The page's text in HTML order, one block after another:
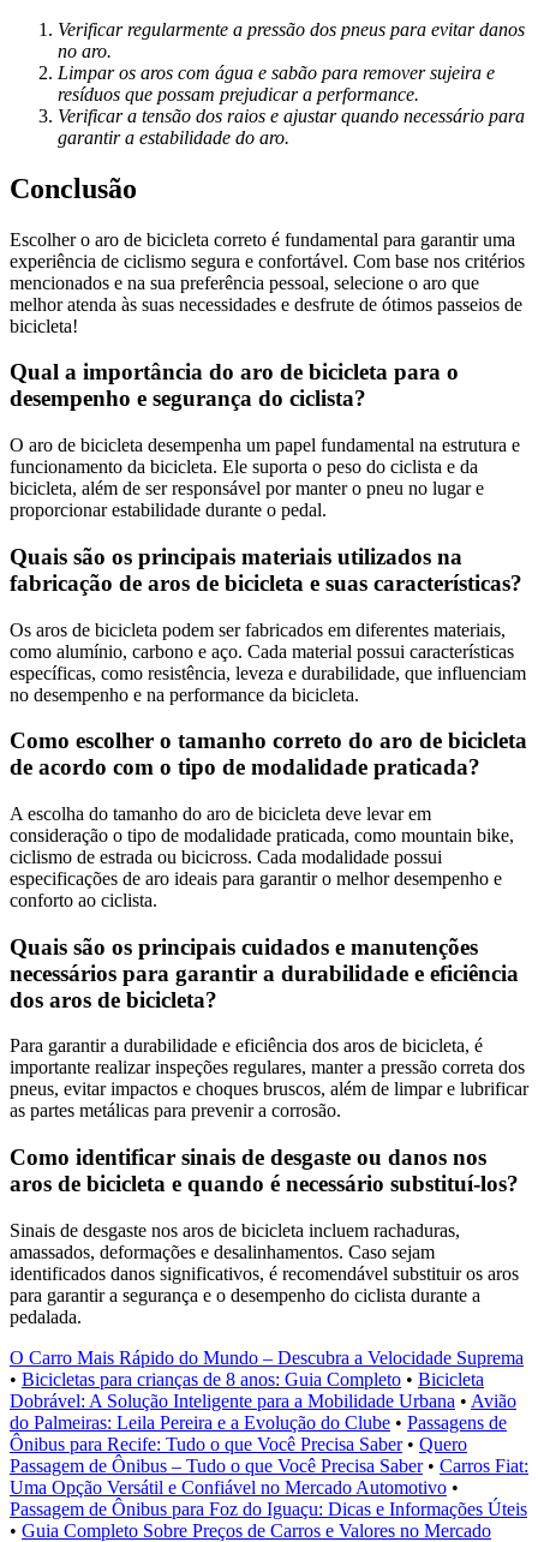
Verificar regularmente a pressão dos pneus para evitar danos
no aro.
Limpar os aros com água e sabão para remover sujeira e
resíduos que possam prejudicar a performance.
Verificar a tensão dos raios e ajustar quando necessário para
garantir a estabilidade do aro.
Conclusão
Escolher o aro de bicicleta correto é fundamental para garantir uma
experiência de ciclismo segura e confortável. Com base nos critérios
mencionados e na sua preferência pessoal, selecione o aro que
melhor atenda às suas necessidades e desfrute de ótimos passeios de
bicicleta!
Qual a importância do aro de bicicleta para o
desempenho e segurança do ciclista?
O aro de bicicleta desempenha um papel fundamental na estrutura e
funcionamento da bicicleta. Ele suporta o peso do ciclista e da
bicicleta, além de ser responsável por manter o pneu no lugar e
proporcionar estabilidade durante o pedal.
Quais são os principais materiais utilizados na
fabricação de aros de bicicleta e suas características?
Os aros de bicicleta podem ser fabricados em diferentes materiais,
como alumínio, carbono e aço. Cada material possui características
específicas, como resistência, leveza e durabilidade, que influenciam
no desempenho e na performance da bicicleta.
Como escolher o tamanho correto do aro de bicicleta
de acordo com o tipo de modalidade praticada?
A escolha do tamanho do aro de bicicleta deve levar em
consideração o tipo de modalidade praticada, como mountain bike,
ciclismo de estrada ou bicicross. Cada modalidade possui
especificações de aro ideais para garantir o melhor desempenho e
conforto ao ciclista.
Quais são os principais cuidados e manutenções
necessários para garantir a durabilidade e eficiência
dos aros de bicicleta?
Para garantir a durabilidade e eficiência dos aros de bicicleta, é
importante realizar inspeções regulares, manter a pressão correta dos
pneus, evitar impactos e choques bruscos, além de limpar e lubrificar
as partes metálicas para prevenir a corrosão.
Como identificar sinais de desgaste ou danos nos
aros de bicicleta e quando é necessário substituí-los?
Sinais de desgaste nos aros de bicicleta incluem rachaduras,
amassados, deformações e desalinhamentos. Caso sejam
identificados danos significativos, é recomendável substituir os aros
para garantir a segurança e o desempenho do ciclista durante a
pedalada.
O Carro Mais Rápido do Mundo – Descubra a Velocidade Suprema
• Bicicletas para crianças de 8 anos: Guia Completo • Bicicleta
Dobrável: A Solução Inteligente para a Mobilidade Urbana • Avião
do Palmeiras: Leila Pereira e a Evolução do Clube • Passagens de
Ônibus para Recife: Tudo o que Você Precisa Saber• Quero
Passagem de Ônibus – Tudo o que Você Precisa Saber• Carros Fiat:
Uma Opção Versátil e Confiável no Mercado Automotivo •
Passagem de Ônibus para Foz do Iguaçu: Dicas e Informações Úteis
• Guia Completo Sobre Preços de Carros e Valores no Mercado